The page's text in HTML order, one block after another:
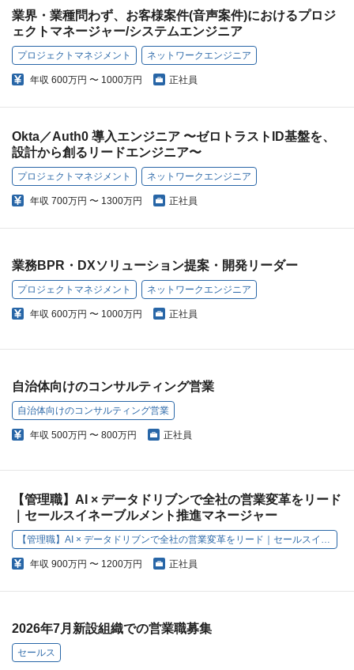
業界・業種問わず、お客様案件(音声案件)におけるプロジ
ェクトマネージャー/システムエンジニア
プロジェクトマネジメント ネットワークエンジニア
年収 600万円 〜 1000万円 正社員
Okta／Auth0 導入エンジニア 〜ゼロトラストID基盤を、
設計から創るリードエンジニア〜
プロジェクトマネジメント ネットワークエンジニア
年収 700万円 〜 1300万円 正社員
業務BPR・DXソリューション提案・開発リーダー
プロジェクトマネジメント ネットワークエンジニア
年収 600万円 〜 1000万円 正社員
自治体向けのコンサルティング営業
自治体向けのコンサルティング営業
年収 500万円 〜 800万円 正社員
【管理職】AI × データドリブンで全社の営業変革をリード
｜セールスイネーブルメント推進マネージャー
【管理職】AI × データドリブンで全社の営業変革をリード｜セールスイネーブルメント推進マネージャー
年収 900万円 〜 1200万円 正社員
2026年7月新設組織での営業職募集
セールス